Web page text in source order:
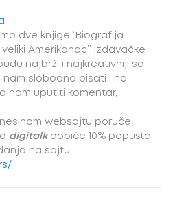
dve knjige ‘Biografija
Amerikanac’’ izdavačke
najbrži i najkreativniji sa
slobodno pisati i na
nam uputiti komentar,
websajtu poruče
digitalkdobiće 10% popusta
na sajtu: